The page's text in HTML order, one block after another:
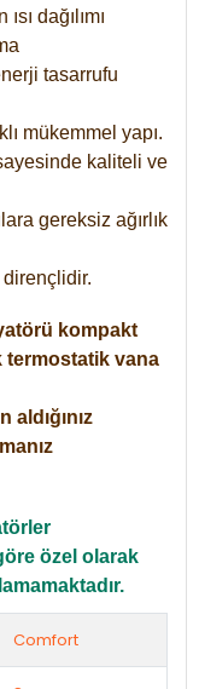
dağılımı
tasarrufu
mükemmel yapı.
kaliteli ve
gereksiz ağırlık
kompakt
termostatik vana
aldığınız
özel olarak
Comfort